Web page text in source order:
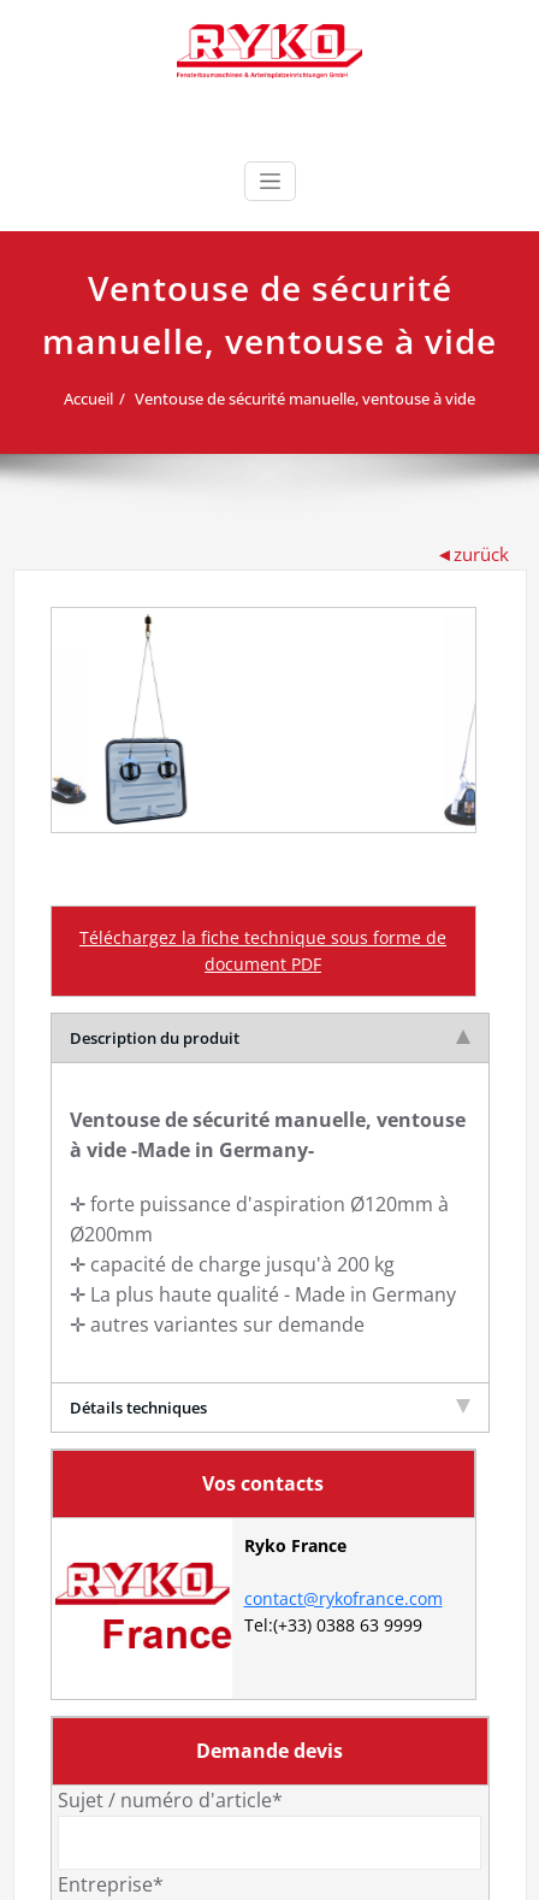
RYKO France RYKO
Deutschland
GmbH
Ventouse de sécurité
manuelle, ventouse à vide
Accueil Ventouse de sécurité manuelle, ventouse à vide
Téléchargez la fiche technique sous forme de
document PDF
Description du produit
Ventouse de sécurité manuelle, ventouse
à vide -Made in Germany-
✛ forte puissance d'aspiration Ø120mm à
Ø200mm
✛ capacité de charge jusqu'à 200 kg
✛ La plus haute qualité - Made in Germany
✛ autres variantes sur demande
Détails techniques
Vos contacts
Ryko France
contact@rykofrance.com
Tel:(+33) 0388 63 9999
Demande devis
Sujet / numéro d'article*
Entreprise*